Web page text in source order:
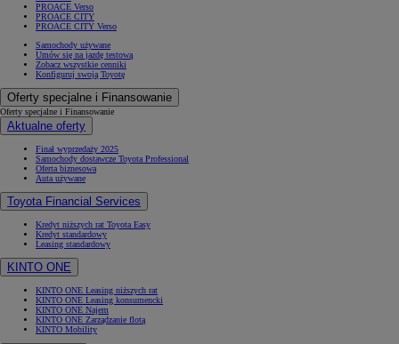
PROACE Verso
PROACE CITY
PROACE CITY Verso
Samochody używane
Umów się na jazdę testową
Zobacz wszystkie cenniki
Konfiguruj swoją Toyotę
Oferty specjalne i Finansowanie
Oferty specjalne i Finansowanie
Aktualne oferty
Finał wyprzedaży 2025
Samochody dostawcze Toyota Professional
Oferta biznesowa
Auta używane
Toyota Financial Services
Kredyt niższych rat Toyota Easy
Kredyt standardowy
Leasing standardowy
KINTO ONE
KINTO ONE Leasing niższych rat
KINTO ONE Leasing konsumencki
KINTO ONE Najem
KINTO ONE Zarządzanie flotą
KINTO Mobility